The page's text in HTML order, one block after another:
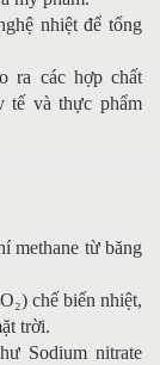
nhiệt để tổng
ra các hợp chất
tế và thực phẩm
methane từ băng
chế biến nhiệt,
trời.
Sodium nitrate